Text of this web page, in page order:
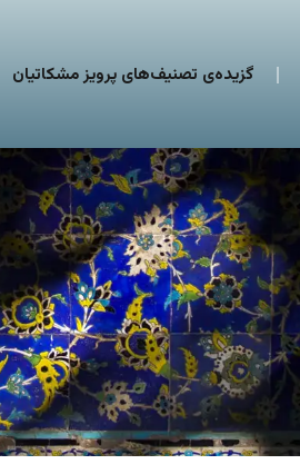
گزیده‌ی تصنیف‌های پرویز مشکاتیان